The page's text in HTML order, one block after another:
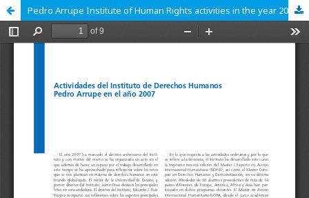
Pedro Arrupe Institute of Human Rights activities in the year 2007